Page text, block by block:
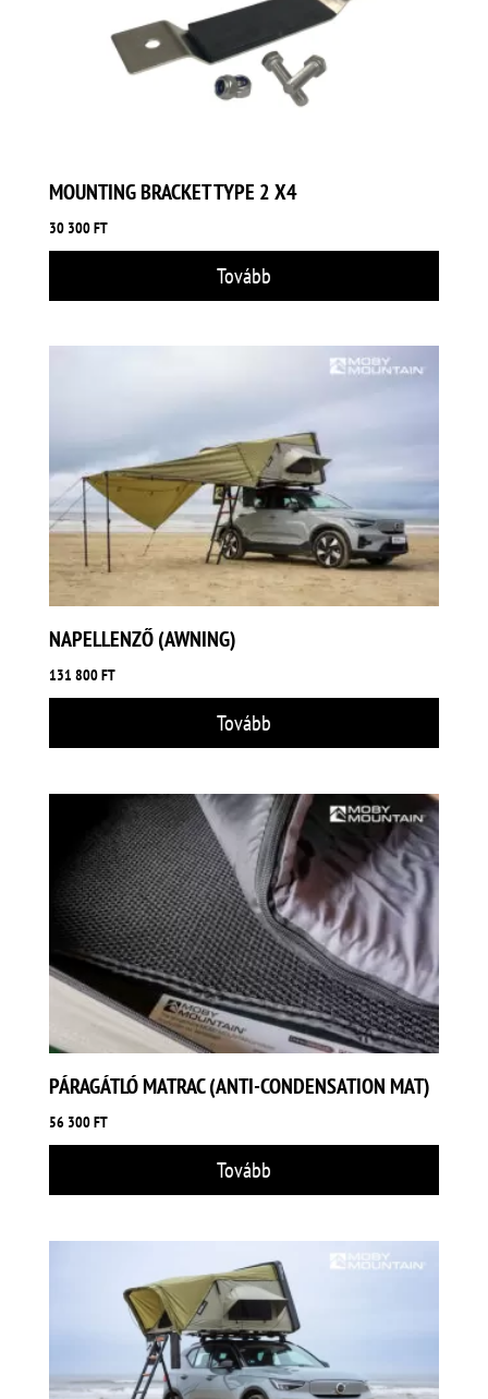
MOUNTING BRACKET TYPE 2 X4
30 300FT
Tovább
NAPELLENZŐ (AWNING)
131 800FT
Tovább
PÁRAGÁTLÓ MATRAC (ANTI-CONDENSATION MAT)
56 300FT
Tovább